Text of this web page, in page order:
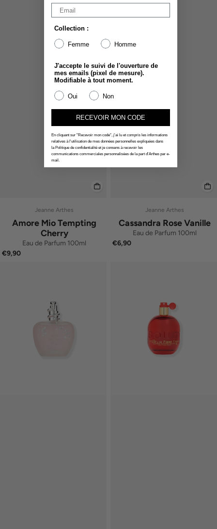
Jeanne Arthes
Amore Mio Tempting
Cherry
Eau de Parfum 100ml
€9,90
Jeanne Arthes
Cassandra Rose Vanille
Eau de Parfum 100ml
€6,90
Collection :
Femme Homme
J'accepte le suivi de l'ouverture de
mes emails (pixel de mesure).
Modifiable à tout moment.
Oui Non
RECEVOIR MON CODE
En cliquant sur "Recevoir mon code", j'ai lu et compris les informations
relatives à l'utilisation de mes données personnelles expliquées dans
la Politique de confidentialité et je consens à recevoir les
communications commerciales personnalisées de la part d'Arthes par e-
mail.